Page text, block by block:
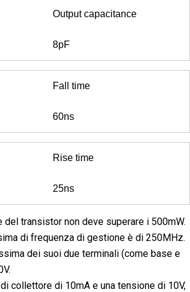
Output capacitance
8pF
Fall time
60ns
Rise time
25ns
del transistor non deve superare i 500mW.
di frequenza di gestione è di 250MHz.
dei suoi due terminali (come base e
collettore di 10mA e una tensione di 10V,